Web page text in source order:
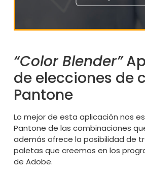
“Color Blender”
de elecciones de
Pantone
Lo mejor de esta aplicación nos
Pantone de las combinaciones
además ofrece la posibilidad de
paletas que creemos en los
de Adobe.